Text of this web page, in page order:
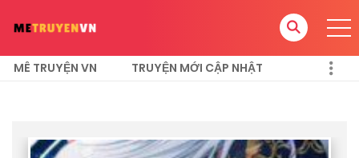
MÊ TRUYỆN VN TRUYỆN MỚI CẬP NHẬT